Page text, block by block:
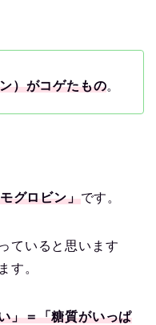
）がコゲたもの。
グロビン」です。
ていると思います
す。
」＝「糖質がいっぱ